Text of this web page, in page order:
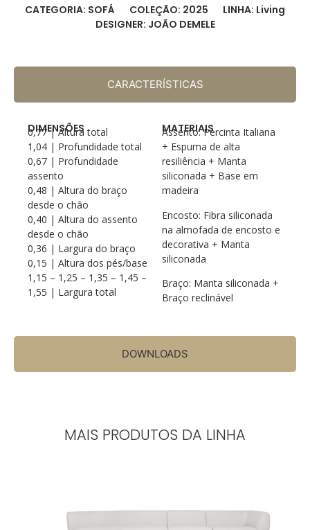
CATEGORIA: SOFÁ COLEÇÃO: 2025
LINHA: Living
DESIGNER: JOÃO DEMELE
CARACTERÍSTICAS
DOWNLOADS
DIMENSÕES
0,77 | Altura total
1,04 | Profundidade total
0,67 | Profundidade
assento
0,48 | Altura do braço
desde o chão
0,40 | Altura do assento
desde o chão
0,36 | Largura do braço
0,15 | Altura dos pés/base
1,15 – 1,25 – 1,35 – 1,45 –
1,55 | Largura total
MATERIAIS
Assento: Percinta Italiana
+ Espuma de alta
resiliência + Manta
siliconada + Base em
madeira
Encosto: Fibra siliconada
na almofada de encosto e
decorativa + Manta
siliconada
Braço: Manta siliconada +
Braço reclinável
MAIS PRODUTOS DA LINHA